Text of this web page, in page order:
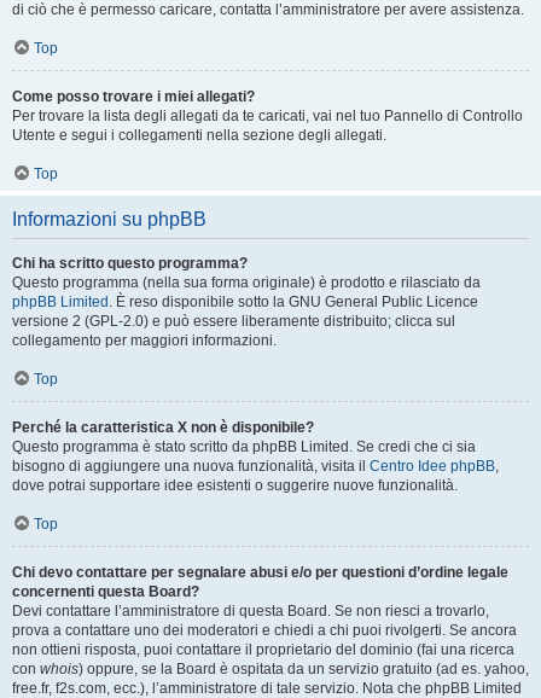
di ciò che è permesso caricare, contatta l’amministratore per avere assistenza.
Top
Come posso trovare i miei allegati?
Per trovare la lista degli allegati da te caricati, vai nel tuo Pannello di Controllo
Utente e segui i collegamenti nella sezione degli allegati.
Top
Informazioni su phpBB
Chi ha scritto questo programma?
Questo programma (nella sua forma originale) è prodotto e rilasciato da
phpBB Limited . È reso disponibile sotto la GNU General Public Licence
versione 2 (GPL-2.0) e può essere liberamente distribuito; clicca sul
collegamento per maggiori informazioni.
Top
Perché la caratteristica X non è disponibile?
Questo programma è stato scritto da phpBB Limited. Se credi che ci sia
bisogno di aggiungere una nuova funzionalità, visita il Centro Idee phpBB,
dove potrai supportare idee esistenti o suggerire nuove funzionalità.
Top
Chi devo contattare per segnalare abusi e/o per questioni d’ordine legale
concernenti questa Board?
Devi contattare l’amministratore di questa Board. Se non riesci a trovarlo,
prova a contattare uno dei moderatori e chiedi a chi puoi rivolgerti. Se ancora
non ottieni risposta, puoi contattare il proprietario del dominio (fai una ricerca
con whois) oppure, se la Board è ospitata da un servizio gratuito (ad es. yahoo,
free.fr, f2s.com, ecc.), l’amministratore di tale servizio. Nota che phpBB Limited